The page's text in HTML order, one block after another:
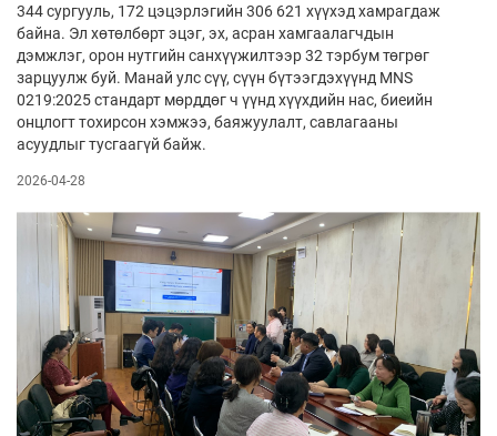
344 сургууль, 172 цэцэрлэгийн 306 621 хүүхэд хамрагдаж
байна. Эл хөтөлбөрт эцэг, эх, асран хамгаалагчдын
дэмжлэг, орон нутгийн санхүүжилтээр 32 тэрбум төгрөг
зарцуулж буй. Манай улс сүү, сүүн бүтээгдэхүүнд MNS
0219:2025 стандарт мөрддөг ч үүнд хүүхдийн нас, биеийн
онцлогт тохирсон хэмжээ, баяжуулалт, савлагааны
асуудлыг тусгаагүй байж.
2026-04-28